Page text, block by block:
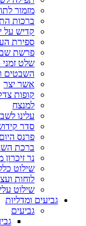
מזמור
ברכות
קדיש על
ספירת
פרשת
שלט זמני
השבטים
אשר יצר
קופות
למנצח
עלינו
סדר
פרנס היום
ברכת
נר זיכרון
שילוט
לוחות
שילוט
גביעים ומדליות
גביעים